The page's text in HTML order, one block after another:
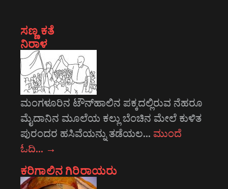
ಸಣ್ಣ ಕತೆ
ನಿರಾಳ
ಮಂಗಳೂರಿನ ಟೌನ್‌ಹಾಲಿನ ಪಕ್ಕದಲ್ಲಿರುವ ನೆಹರೂ
ಮೈದಾನಿನ ಮೂಲೆಯ ಕಲ್ಲು ಬೆಂಚಿನ ಮೇಲೆ ಕುಳಿತ
ಪುರಂದರ ಹಸಿವೆಯನ್ನು ತಡೆಯಲ… ಮುಂದೆ
ಓದಿ… →
ಕರಿಗಾಲಿನ ಗಿರಿರಾಯರು